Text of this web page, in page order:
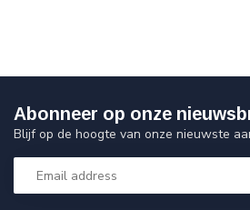
Abonneer op onze
Blijf op de hoogte van onze nieuwste